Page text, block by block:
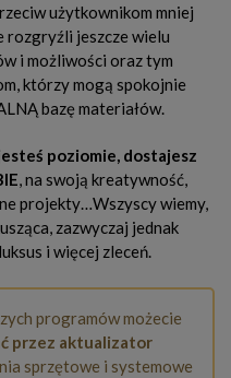
użytkownikom mniej
rozgryźli jeszcze wielu
i możliwości oraz tym
którzy mogą spokojnie
bazę materiałów.
poziomie, dostajesz
, na swoją kreatywność,
projekty…Wszyscy wiemy,
zazwyczaj jednak
i więcej zleceń.
programów możecie
przez aktualizator
sprzętowe i systemowe